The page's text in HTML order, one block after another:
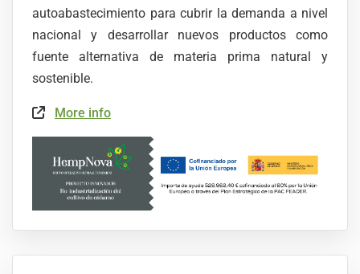
autoabastecimiento para cubrir la demanda a nivel
nacional y desarrollar nuevos productos como
fuente alternativa de materia prima natural y
sostenible.
More info